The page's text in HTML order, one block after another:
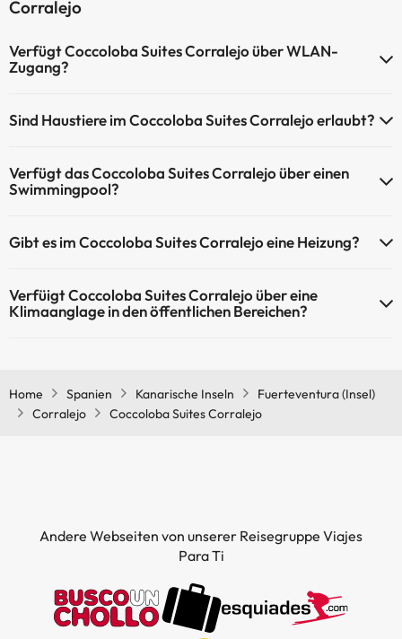
Corralejo
Verfügt Coccoloba Suites Corralejo über WLAN-
Zugang?
Sind Haustiere im Coccoloba Suites Corralejo erlaubt?
Verfügt das Coccoloba Suites Corralejo über einen
Swimmingpool?
(dieser Service ist eventuell gebührenpflichtig). Hier finden Sie
Außenpool (Sommersaison)
Gibt es im Coccoloba Suites Corralejo eine Heizung?
Gemeinschaftsräumen.
Verfüigt Coccoloba Suites Corralejo über eine
Klimaanglage in den öffentlichen Bereichen?
Home
Spanien Kanarische Inseln
Fuerteventura (Insel)
Corralejo
Coccoloba Suites Corralejo
Andere Webseiten von unserer Reisegruppe Viajes
Para Ti